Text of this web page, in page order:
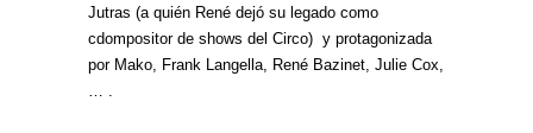
Jutras (a quién René dejó su legado como
cdompositor de shows del Circo) y protagonizada
por Mako, Frank Langella, René Bazinet, Julie Cox,
… .